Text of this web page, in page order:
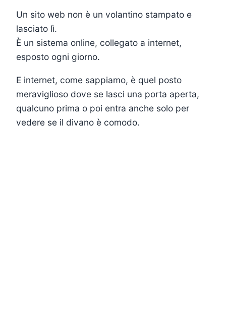
Un sito web non è un volantino stampato e
lasciato lì.
È un sistema online, collegato a internet,
esposto ogni giorno.
E internet, come sappiamo, è quel posto
meraviglioso dove se lasci una porta aperta,
qualcuno prima o poi entra anche solo per
vedere se il divano è comodo.